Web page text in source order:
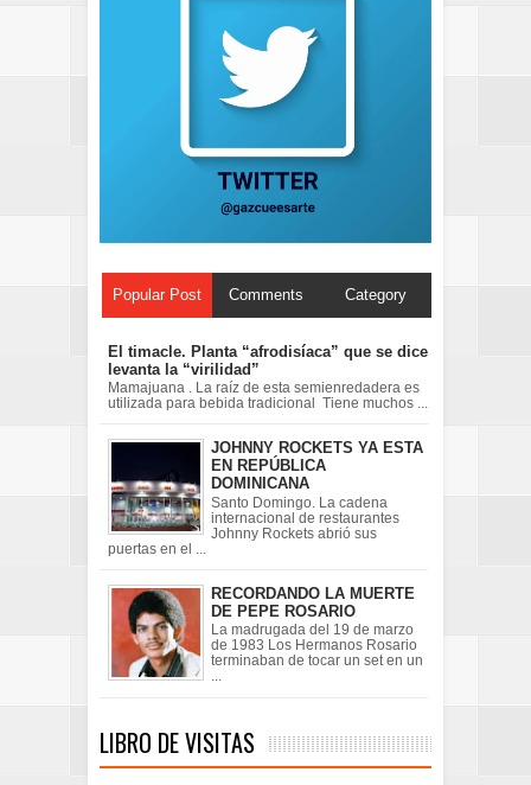
Popular Post Comments Category
El timacle. Planta “afrodisíaca” que se dice
levanta la “virilidad”
Mamajuana . La raíz de esta semienredadera es
utilizada para bebida tradicional Tiene muchos ...
JOHNNY ROCKETS YA ESTA
EN REPÚBLICA
DOMINICANA
Santo Domingo. La cadena
internacional de restaurantes
Johnny Rockets abrió sus
puertas en el ...
RECORDANDO LA MUERTE
DE PEPE ROSARIO
La madrugada del 19 de marzo
de 1983 Los Hermanos Rosario
terminaban de tocar un set en un
...
LIBRO DE VISITAS